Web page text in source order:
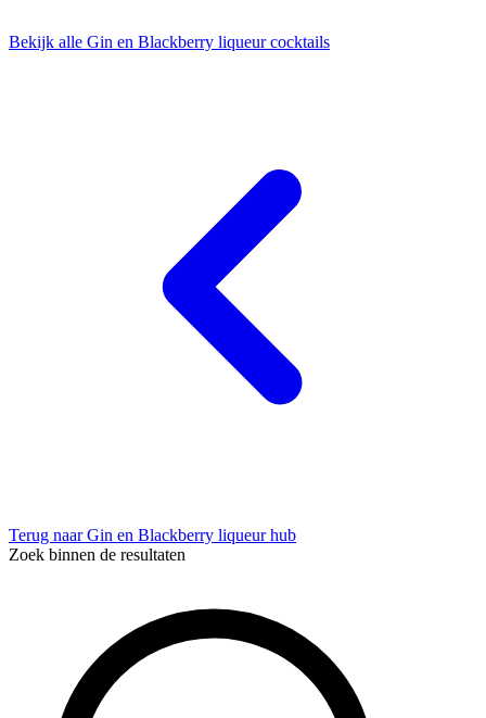
Bekijk alle Gin en Blackberry liqueur cocktails
Terug naar Gin en Blackberry liqueur hub
Zoek binnen de resultaten